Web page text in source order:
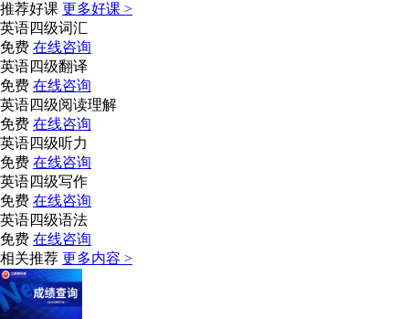
推荐好课 更多好课 >
英语四级词汇
免费 在线咨询
英语四级翻译
免费 在线咨询
英语四级阅读理解
免费 在线咨询
英语四级听力
免费 在线咨询
英语四级写作
免费 在线咨询
英语四级语法
免费 在线咨询
相关推荐 更多内容 >